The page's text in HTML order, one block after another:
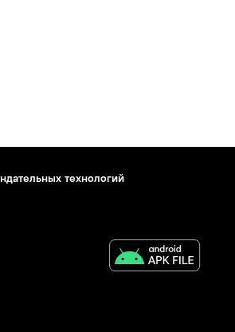
технологий